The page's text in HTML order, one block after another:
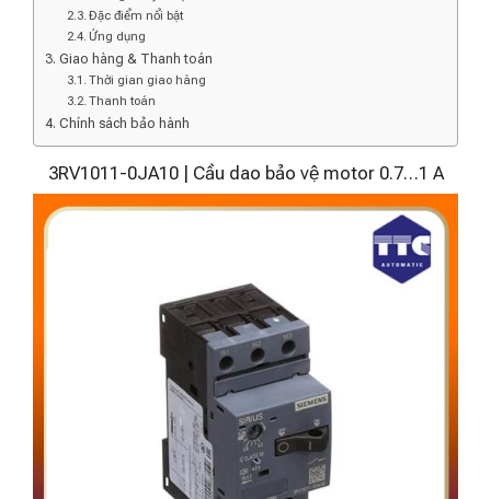
Đặc điểm nổi bật
Ứng dụng
Giao hàng & Thanh toán
Thời gian giao hàng
Thanh toán
Chính sách bảo hành
3RV1011-0JA10 | Cầu dao bảo vệ motor 0.7…1 A